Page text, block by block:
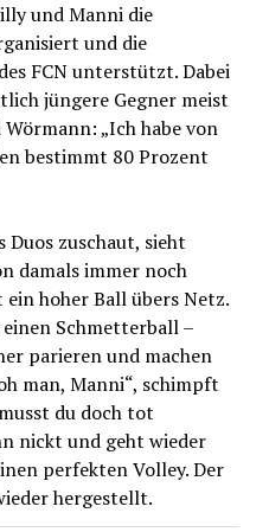
und Manni die
und die
FCN unterstützt. Dabei
jüngere Gegner meist
„Ich habe von
bestimmt 80 Prozent
Duos zuschaut, sieht
damals immer noch
hoher Ball übers Netz.
Schmetterball –
parieren und machen
man, Manni“, schimpft
du doch tot
nickt und geht wieder
perfekten Volley. Der
hergestellt.